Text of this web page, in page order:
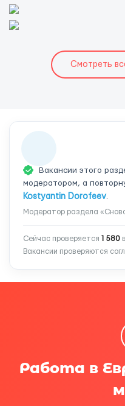
Смотреть
Вакансии этого
модератором, а
Kostyantin Dorofeev.
Модератор раздела
Сейчас проверяется 1 580
Вакансии проверяются
Работа в